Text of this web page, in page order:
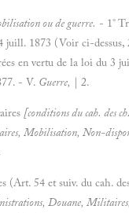
ou de guerre. - 1°
1873 (Voir ci-dessus,
en vertu de la loi du 3
- V. Guerre, | 2.
[conditions du cah. des
Mobilisation, Non-
(Art. 54 et suiv. du cah.
Douane,